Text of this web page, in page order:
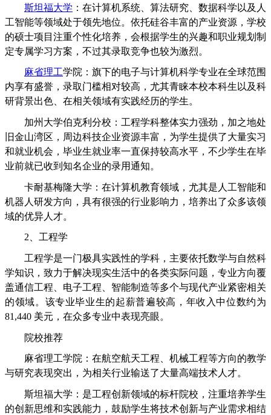
斯坦福大学 ：在计算机系统、算法研究、数据科学以及人
工智能等领域处于领先地位。依托硅谷丰富的产业资源，学校
的硕士项目注重个性化培养，会根据学生的兴趣和职业规划制
定专属学习方案，不过其录取竞争也较为激烈。
麻省理工学院：旗下的电子与计算机科学专业在全球范围
内享有盛誉，录取门槛相对较高，尤其青睐本校本科生以及科
研背景出色、在相关领域有实践经历的学生。
加州大学伯克利分校：工程学科整体实力强劲，加之地处
旧金山湾区，周边科技企业资源丰富，为学生提供了大量实习
和就业机会，毕业生就业率一直保持较高水平，不少学生在毕
业前就已收到知名企业的录用通知。
卡耐基梅隆大学：在计算机教育领域，尤其是人工智能和
机器人研发方向，具有很强的行业影响力，培养出了众多该领
域的优异人才。
2、工程学
工程学是一门极具实践性的学科，主要依托数学与自然科
学知识，致力于解决现实生活中的各类实际问题，专业方向覆
盖通信工程、电子工程、智能制造等多个与现代产业紧密相关
的领域。该专业毕业生的起薪普遍较高，年收入中位数约为
81,440 美元，在众多专业中表现亮眼。
院校推荐
麻省理工学院：在航空航天工程、机械工程等方向的教学
与研究表现突出，为相关行业输送了大量高端技术人才。
斯坦福大学：是工程创新领域的标杆院校，注重培养学生
的创新思维和实践能力，鼓励学生将技术创新与产业需求相结